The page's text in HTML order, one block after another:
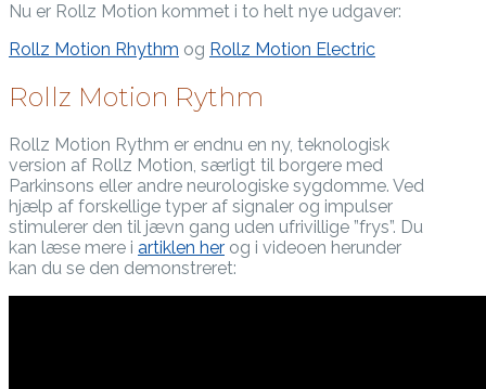
Nu er Rollz Motion kommet i to helt nye udgaver:
Rollz Motion Rhythm og Rollz Motion Electric
Rollz Motion Rythm
Rollz Motion Rythm er endnu en ny, teknologisk
version af Rollz Motion, særligt til borgere med
Parkinsons eller andre neurologiske sygdomme. Ved
hjælp af forskellige typer af signaler og impulser
stimulerer den til jævn gang uden ufrivillige ”frys”. Du
kan læse mere i artiklen her og i videoen herunder
kan du se den demonstreret: